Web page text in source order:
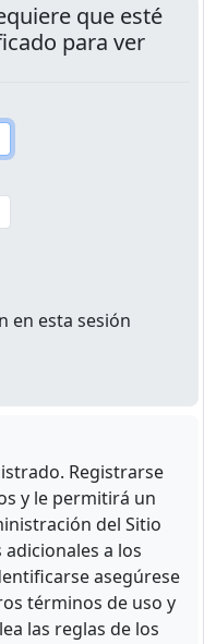
que esté
para ver
en esta sesión
Registrarse
y le permitirá un
del Sitio
a los
asegúrese
términos de uso y
las reglas de los